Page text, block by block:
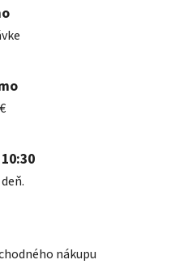
nákupu